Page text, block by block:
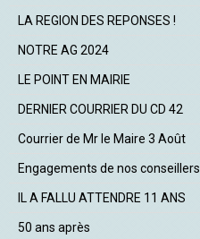
LA REGION DES REPONSES !
NOTRE AG 2024
LE POINT EN MAIRIE
DERNIER COURRIER DU CD 42
Courrier de Mr le Maire 3 Août
Engagements de nos conseillers
IL A FALLU ATTENDRE 11 ANS
50 ans après